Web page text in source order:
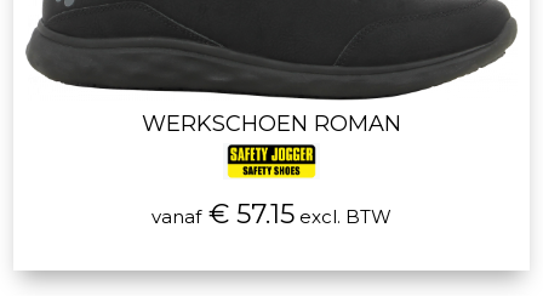
WERKSCHOEN ROMAN
vanaf€ 57.15 excl. BTW